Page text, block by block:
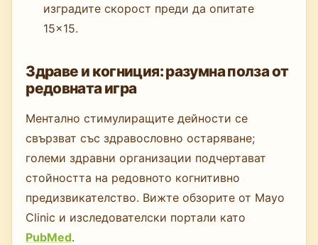
изградите скорост преди да опитате
15×15.
Здраве и когниция: разумна полза от
редовната игра
Ментално стимулиращите дейности се
свързват със здравословно остаряване;
големи здравни организации подчертават
стойността на редовното когнитивно
предизвикателство. Вижте обзорите от Mayo
Clinic и изследователски портали като
PubMed.